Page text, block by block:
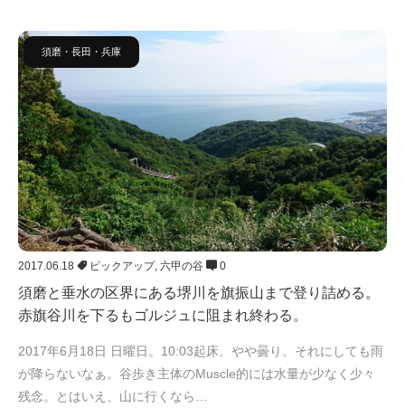
須磨・長田・兵庫
2017.06.18 ピックアップ, 六甲の谷 0
須磨と垂水の区界にある堺川を旗振山まで登り詰める。
赤旗谷川を下るもゴルジュに阻まれ終わる。
2017年6月18日 日曜日。10:03起床。やや曇り。それにしても雨
が降らないなぁ。谷歩き主体のMuscle的には水量が少なく少々
残念。とはいえ、山に行くなら…